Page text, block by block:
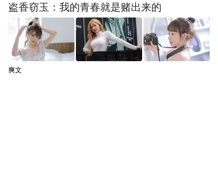
盗香窃玉：我的青春就是赌出来的
爽文